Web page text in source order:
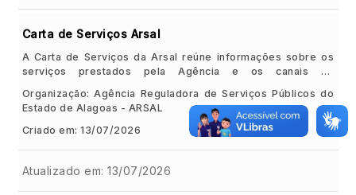
Carta de Serviços Arsal
A Carta de Serviços da Arsal reúne informações sobre os
serviços prestados pela Agência e os canais de
públicos e imprensa. O documento apresenta, de forma
clara e acessível, como a Arsal atua e orienta os usuários
sobre seus direitos e os serviços oferecidos, promovendo
Organização: Agência Reguladora de Serviços Públicos do
Estado de Alagoas - ARSAL
Criado em: 13/07/2026
Atualizado em: 13/07/2026